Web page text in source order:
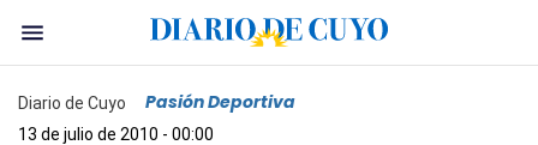
Diario de Cuyo Pasión Deportiva
13 de julio de 2010 - 00:00